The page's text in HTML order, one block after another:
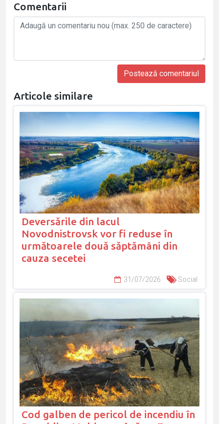
Comentarii
Articole similare
Deversările din lacul
Novodnistrovsk vor fi reduse în
următoarele două săptămâni din
cauza secetei
31/07/2026 Social
Cod galben de pericol de incendiu în